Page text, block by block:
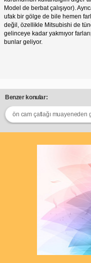
Model de berbat çalışıyor).
ufak bir gölge de bile hemen
değil, özellikle Mitsubishi de
gelinceye kadar yakmıyor
bunlar geliyor.
Benzer konular:
ön cam çatlağı muayeneden